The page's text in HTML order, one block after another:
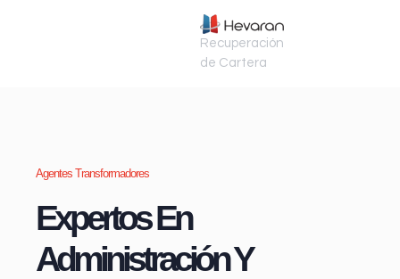
Recuperación
de Cartera
Agentes Transformadores
Expertos En
Administración Y